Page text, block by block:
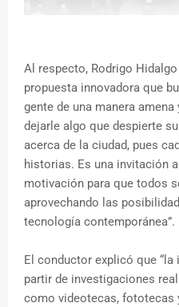
Al respecto, Rodrigo
propuesta innovadora que
gente de una manera
dejarle algo que despierte
acerca de la ciudad, pues
historias. Es una invitación
motivación para que todos
aprovechando las
tecnología contemporánea”.
El conductor explicó que
partir de investigaciones
como videotecas, fototecas